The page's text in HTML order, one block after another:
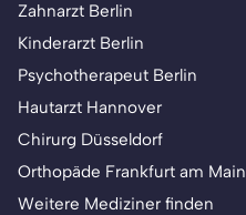
Zahnarzt Berlin
Kinderarzt Berlin
Psychotherapeut Berlin
Hautarzt Hannover
Chirurg Düsseldorf
Orthopäde Frankfurt am Main
Weitere Mediziner finden